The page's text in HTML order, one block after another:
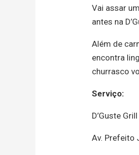
Vai assar
antes na
Além de
encontra
churrasco
Serviço:
D’Guste
Av. Prefeito